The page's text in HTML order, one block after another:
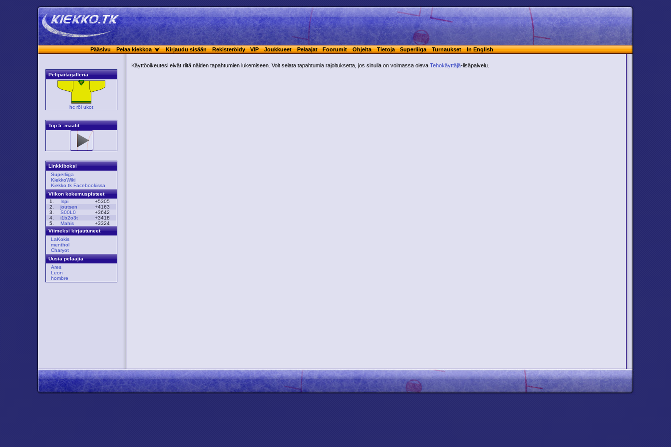
Pääsivu Pelaa kiekkoa Kirjaudu sisään Rekisteröidy VIP Joukkueet Pelaajat Foorumit Ohjeita Tietoja Superliiga Turnaukset In English
Pelipaitagalleria
hc röi ukot
Top 5 -maalit
Linkkiboksi
Superliiga
KiekkoWiki
Kiekko.tk Facebookissa
Viikon kokemuspisteet
1.
Ispi
+5305
2.
joutsen
+4163
3.
S00L0
+3642
4.
i1b2o3t
+3418
5.
Mahis
+3324
Viimeksi kirjautuneet
LaKokis
menthol
Charyot
Uusia pelaajia
Ares
Leon
hombre
Käyttöoikeutesi eivät riitä näiden tapahtumien lukemiseen. Voit selata tapahtumia rajoituksetta, jos sinulla on voimassa oleva Tehokäyttäjä-lisäpalvelu.